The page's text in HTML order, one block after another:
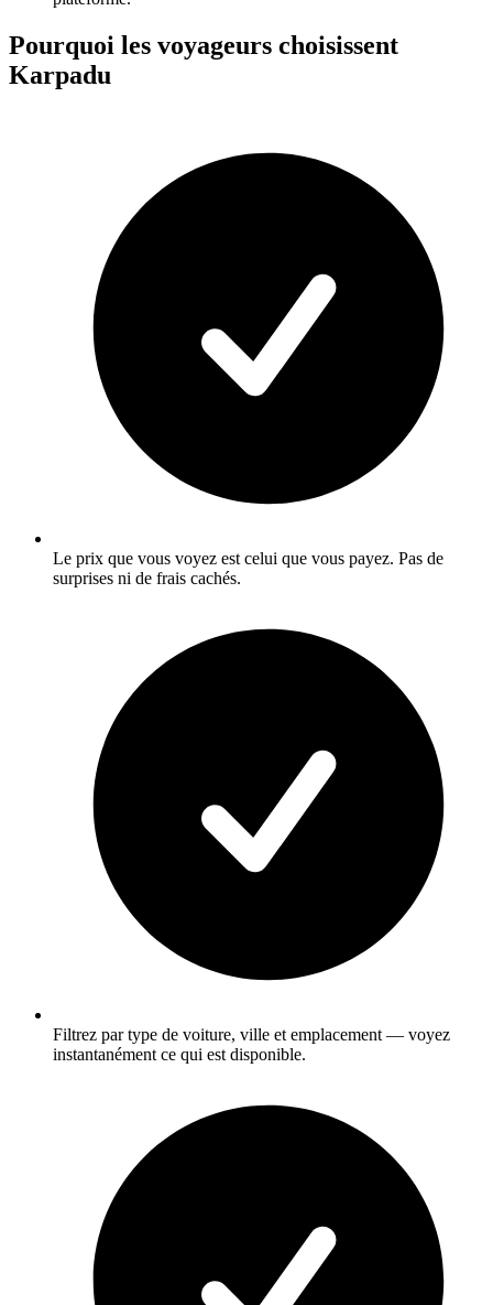
Pourquoi les voyageurs choisissent
Karpadu
Le prix que vous voyez est celui que vous payez. Pas de
surprises ni de frais cachés.
Filtrez par type de voiture, ville et emplacement — voyez
instantanément ce qui est disponible.